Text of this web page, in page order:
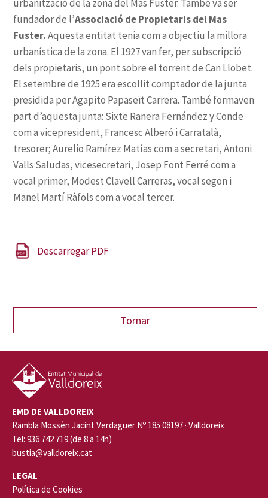
Associació de Propietaris del Mas
Fuster.
Descarregar PDF
EMD DE VALLDOREIX
Rambla Mossèn Jacint Verdaguer Nº 185 08197 · Valldoreix
Tel: 936 742 719 (de 8 a 14h)
bustia@valldoreix.cat
LEGAL
Política de Cookies